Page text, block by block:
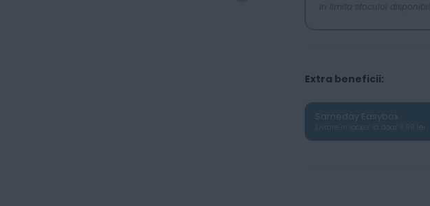
In limita stocului disponibil.
Extra beneficii:
Sameday Easybox